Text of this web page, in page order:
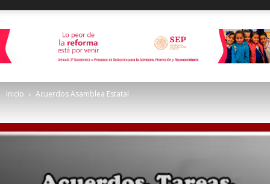
de
Inicio Acuerdos Asamblea Estatal